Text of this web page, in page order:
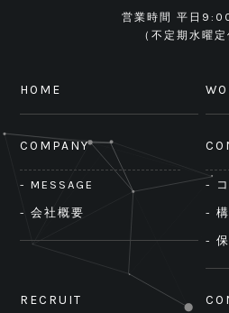
営業時間 平日
（不定期水曜定
HOME
COMPANY
- MESSAGE
- 会社概要
-
-
-
RECRUIT